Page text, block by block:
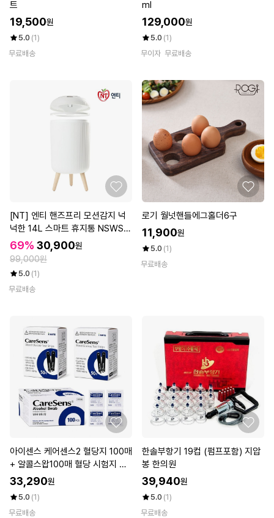
트
19,500원
5.0 (1)
무료배송
ml
129,000원
5.0 (1)
무이자 무료배송
[NT] 엔티 핸즈프리 모션감지 넉
넉한 14L 스마트 휴지통 NSWS-1
400
69% 30,900원
99,000원
5.0 (1)
무료배송
로기 월넛핸들에그홀더6구
11,900원
5.0 (1)
무료배송
아이센스 케어센스2 혈당지 100매
+ 알콜스왑100매 혈당 시험지 검
사지 D
33,290원
5.0 (1)
무료배송
한솔부항기 19컵 (펌프포함) 지압
봉 한의원
39,940원
5.0 (1)
무료배송